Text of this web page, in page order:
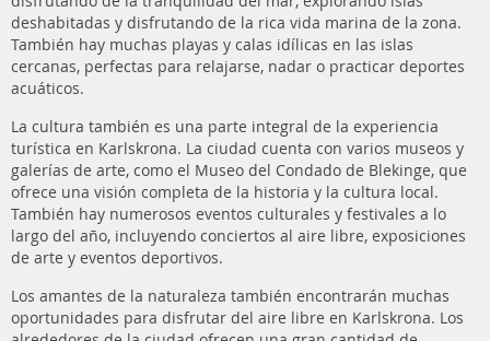
deshabitadas y disfrutando de la rica vida marina de la zona.
También hay muchas playas y calas idílicas en las islas
cercanas, perfectas para relajarse, nadar o practicar deportes
acuáticos.
La cultura también es una parte integral de la experiencia
turística en Karlskrona. La ciudad cuenta con varios museos y
galerías de arte, como el Museo del Condado de Blekinge, que
ofrece una visión completa de la historia y la cultura local.
También hay numerosos eventos culturales y festivales a lo
largo del año, incluyendo conciertos al aire libre, exposiciones
de arte y eventos deportivos.
Los amantes de la naturaleza también encontrarán muchas
oportunidades para disfrutar del aire libre en Karlskrona. Los